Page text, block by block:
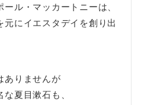
ル・マッカートニーは、
にイエスタデイを創り出
ありませんが
夏目漱石も、